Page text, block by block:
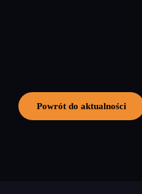
Powrót do aktualności